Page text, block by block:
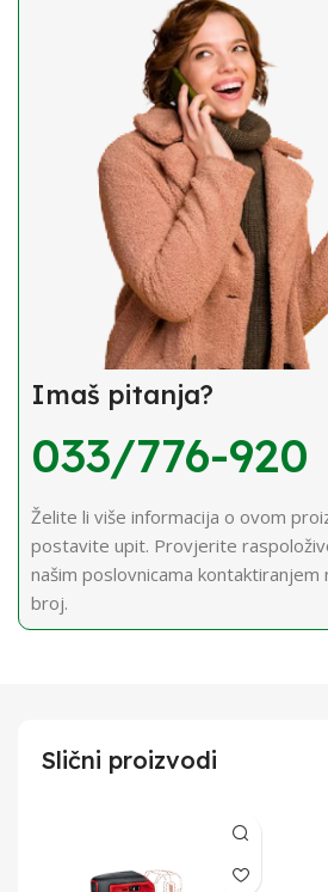
Imaš pitanja?
033/776-920
Želite li više informacija o ovom
postavite upit. Provjerite
našim poslovnicama kontaktiranjem
broj.
Slični proizvodi